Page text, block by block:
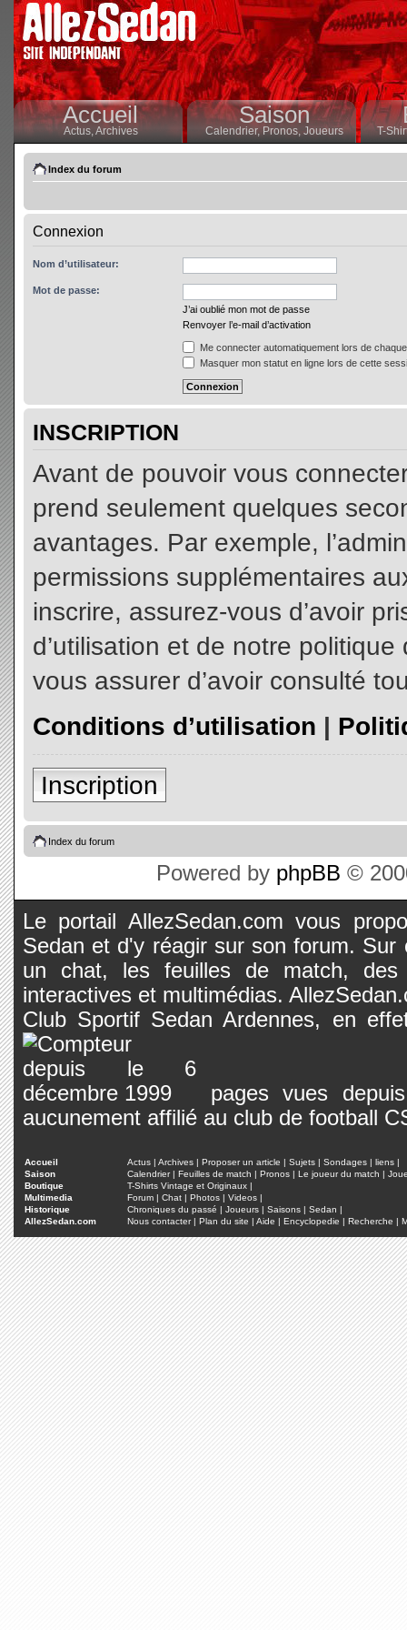
Accueil
Actus,Archives
Saison
Calendrier,Pronos, Joueurs T-
Index du forum
Connexion
Nom d’utilisateur:
Mot de passe:
J’ai oublié mon mot de passe
Renvoyer l’e-mail d’activation
Me connecter automatiquement lors de
Masquer mon statut en ligne lors de cette
INSCRIPTION
Avant de pouvoir vous
prend seulement quelques
avantages. Par exemple,
permissions supplémentaires
inscrire, assurez-vous d’avoir
d’utilisation et de notre
vous assurer d’avoir consulté
Conditions d’utilisation |
Inscription
Index du forum
Powered by phpBB ©
Le portail AllezSedan.com vous
Sedan et d'y réagir sur son forum.
un chat, les feuilles de match, des
interactives et multimédias.
Club Sportif Sedan Ardennes, en
pages vues
aucunement affilié au club de football
Accueil Actus | Archives | Proposer un article | Sujets | Sondages | liens |
Saison
Calendrier| Feuilles de match | Pronos | Le joueur du match |
Boutique
T-Shirts Vintage et Originaux |
Multimedia
Forum | Chat | Photos | Videos |
Historique
Chroniques du passé | Joueurs | Saisons | Sedan |
AllezSedan.com
Nous contacter| Plan du site | Aide | Encyclopedie | Recherche |